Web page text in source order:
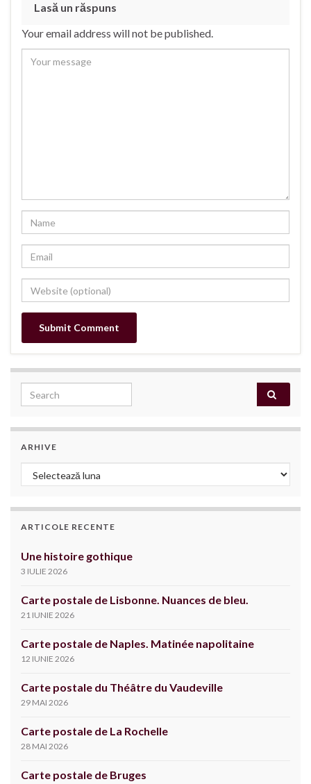
Lasă un răspuns
Your email address will not be published.
Search for:
ARHIVE
Arhive
ARTICOLE RECENTE
Une histoire gothique
3 IULIE 2026
Carte postale de Lisbonne. Nuances de bleu.
21 IUNIE 2026
Carte postale de Naples. Matinée napolitaine
12 IUNIE 2026
Carte postale du Théâtre du Vaudeville
29 MAI 2026
Carte postale de La Rochelle
28 MAI 2026
Carte postale de Bruges